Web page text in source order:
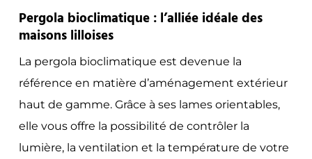
Pergola bioclimatique : l’alliée idéale des
maisons lilloises
La pergola bioclimatique est devenue la
référence en matière d’aménagement extérieur
haut de gamme. Grâce à ses lames orientables,
elle vous offre la possibilité de contrôler la
lumière, la ventilation et la température de votre